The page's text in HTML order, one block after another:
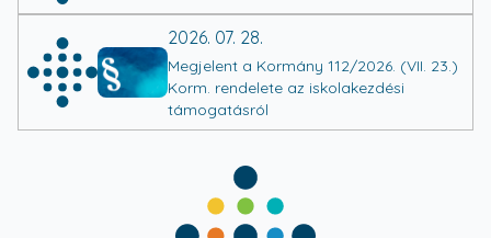
2026. 07. 28.
Megjelent a Kormány 112/2026. (VII. 23.)
Korm. rendelete az iskolakezdési
támogatásról